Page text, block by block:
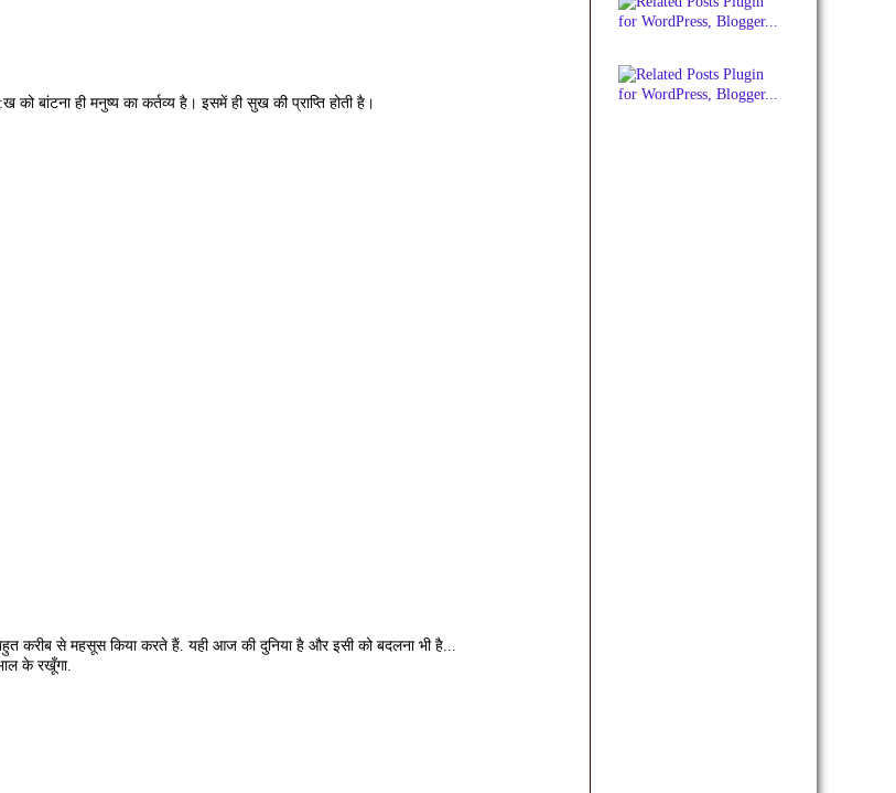
ही मनुष्य का कर्तव्य है। इसमें ही सुख की प्राप्ति होती है।
करीब से महसूस किया करते हैं. यही आज की दुनिया है और इसी को बदलना भी है...
के रखूँगा.